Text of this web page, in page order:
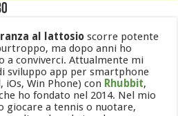
al lattosio scorre potente
ma dopo anni ho
a conviverci. Attualmente mi
sviluppo app per smartphone
iOs, Win Phone) con Rhubbit,
ho fondato nel 2014. Nel mio
giocare a tennis o nuotare,